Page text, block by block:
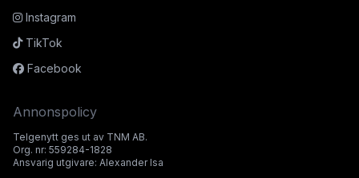
Instagram
TikTok
Facebook
Annonspolicy
Telgenytt ges ut av TNM AB.
Org. nr: 559284-1828
Ansvarig utgivare: Alexander Isa